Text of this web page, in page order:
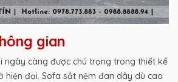
gian
ngày càng được chú trọng trong thiết kế
hiện đại. Sofa sắt nệm đan dây dù cao